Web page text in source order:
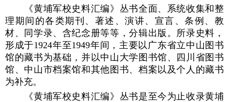
《黄埔军校史料汇编》丛书全面、系统收集和整
理期间的各类期刊、著述、演讲、宣言、条例、教
材、同学录、含纪念册等等，分辑出版。所录史料，
形成于1924年至1949年间，主要以广东省立中山图书
馆的藏书为基础，并以中山大学图书馆、四川省图书
馆、中山市档案馆和其他图书、档案以及个人的藏书
为补充。
《黄埔军校史料汇编》丛书是至今为止收录黄埔